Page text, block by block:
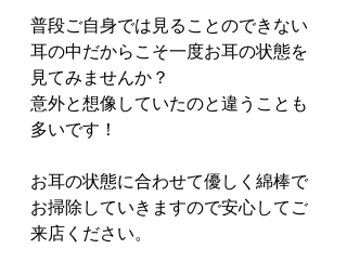
普段ご自身では見ることのできない
耳の中だからこそ一度お耳の状態を
見てみませんか？
意外と想像していたのと違うことも
多いです！
お耳の状態に合わせて優しく綿棒で
お掃除していきますので安心してご
来店ください。